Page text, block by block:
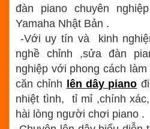
đàn piano chuyên
Yamaha Nhật Bản .
-Với uy tín và kinh
nghề chỉnh ,sửa đàn
nghiệp với phong cách
căn chỉnh
lên dây piano
nhiệt tình, tỉ mỉ ,chính
hài lòng người chơi piano .